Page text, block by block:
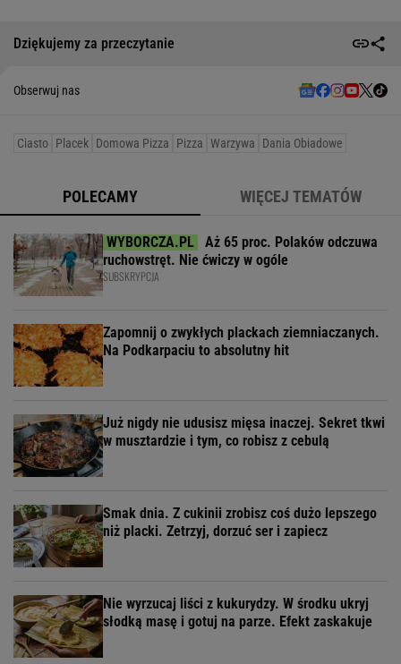
Dziękujemy za przeczytanie
Obserwuj nas
Ciasto Placek Domowa Pizza Pizza Warzywa Dania Obiadowe
POLECAMY WIĘCEJ TEMATÓW
Aż 65 proc. Polaków odczuwa
ruchowstręt. Nie ćwiczy w ogóle
SUBSKRYPCJA
Zapomnij o zwykłych plackach ziemniaczanych.
Na Podkarpaciu to absolutny hit
Już nigdy nie udusisz mięsa inaczej. Sekret tkwi
w musztardzie i tym, co robisz z cebulą
Smak dnia. Z cukinii zrobisz coś dużo lepszego
niż placki. Zetrzyj, dorzuć ser i zapiecz
Nie wyrzucaj liści z kukurydzy. W środku ukryj
słodką masę i gotuj na parze. Efekt zaskakuje